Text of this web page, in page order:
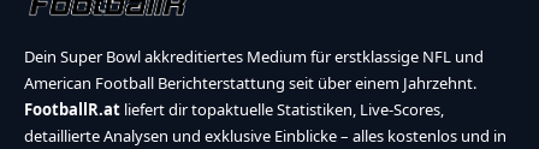
Dein Super Bowl akkreditiertes Medium für erstklassige NFL und
American Football Berichterstattung seit über einem Jahrzehnt.
FootballR.at liefert dir topaktuelle Statistiken, Live-Scores,
detaillierte Analysen und exklusive Einblicke – alles kostenlos und in